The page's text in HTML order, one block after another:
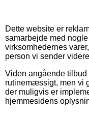
Dette website er
samarbejde med
virksomhedernes
person vi sender
Viden angående
rutinemæssigt, men vi
der muligvis er
hjemmesidens